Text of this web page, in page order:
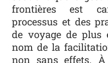
frontières est
processus et des
de voyage de plus
nom de la
non sans effets.